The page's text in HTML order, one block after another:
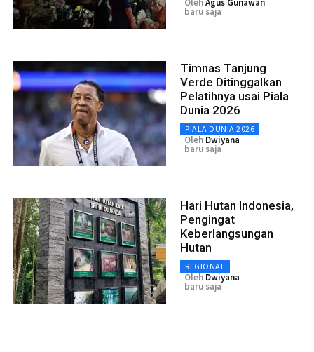
OlehAgus Gunawan
baru saja
Timnas Tanjung
Verde Ditinggalkan
Pelatihnya usai Piala
Dunia 2026
PIALA DUNIA 2026
Oleh Dwiyana
baru saja
Hari Hutan Indonesia,
Pengingat
Keberlangsungan
Hutan
REGIONAL
Oleh Dwiyana
baru saja